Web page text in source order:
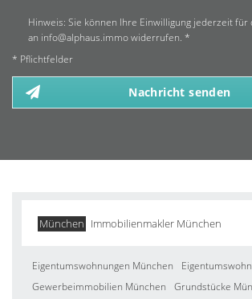
Hinweis: Sie können Ihre Einwilligung jederzeit für
an info@alphaus.immo widerrufen. *
* Pflichtfelder
Nachricht senden
München Immobilienmakler München
Eigentumswohnungen München
Gewerbeimmobilien München
Grundstücke